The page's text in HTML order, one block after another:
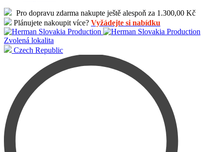
Pro dopravu zdarma nakupte ještě alespoň za 1.300,00 Kč
Plánujete nakoupit více? Vyžádejte si nabídku
Zvolená lokalita
Czech Republic